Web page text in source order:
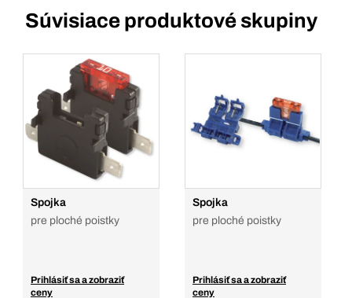
Súvisiace produktové skupiny
Spojka
pre ploché poistky
Prihlásiť sa a zobraziť
ceny
Spojka
pre ploché poistky
Prihlásiť sa a zobraziť
ceny